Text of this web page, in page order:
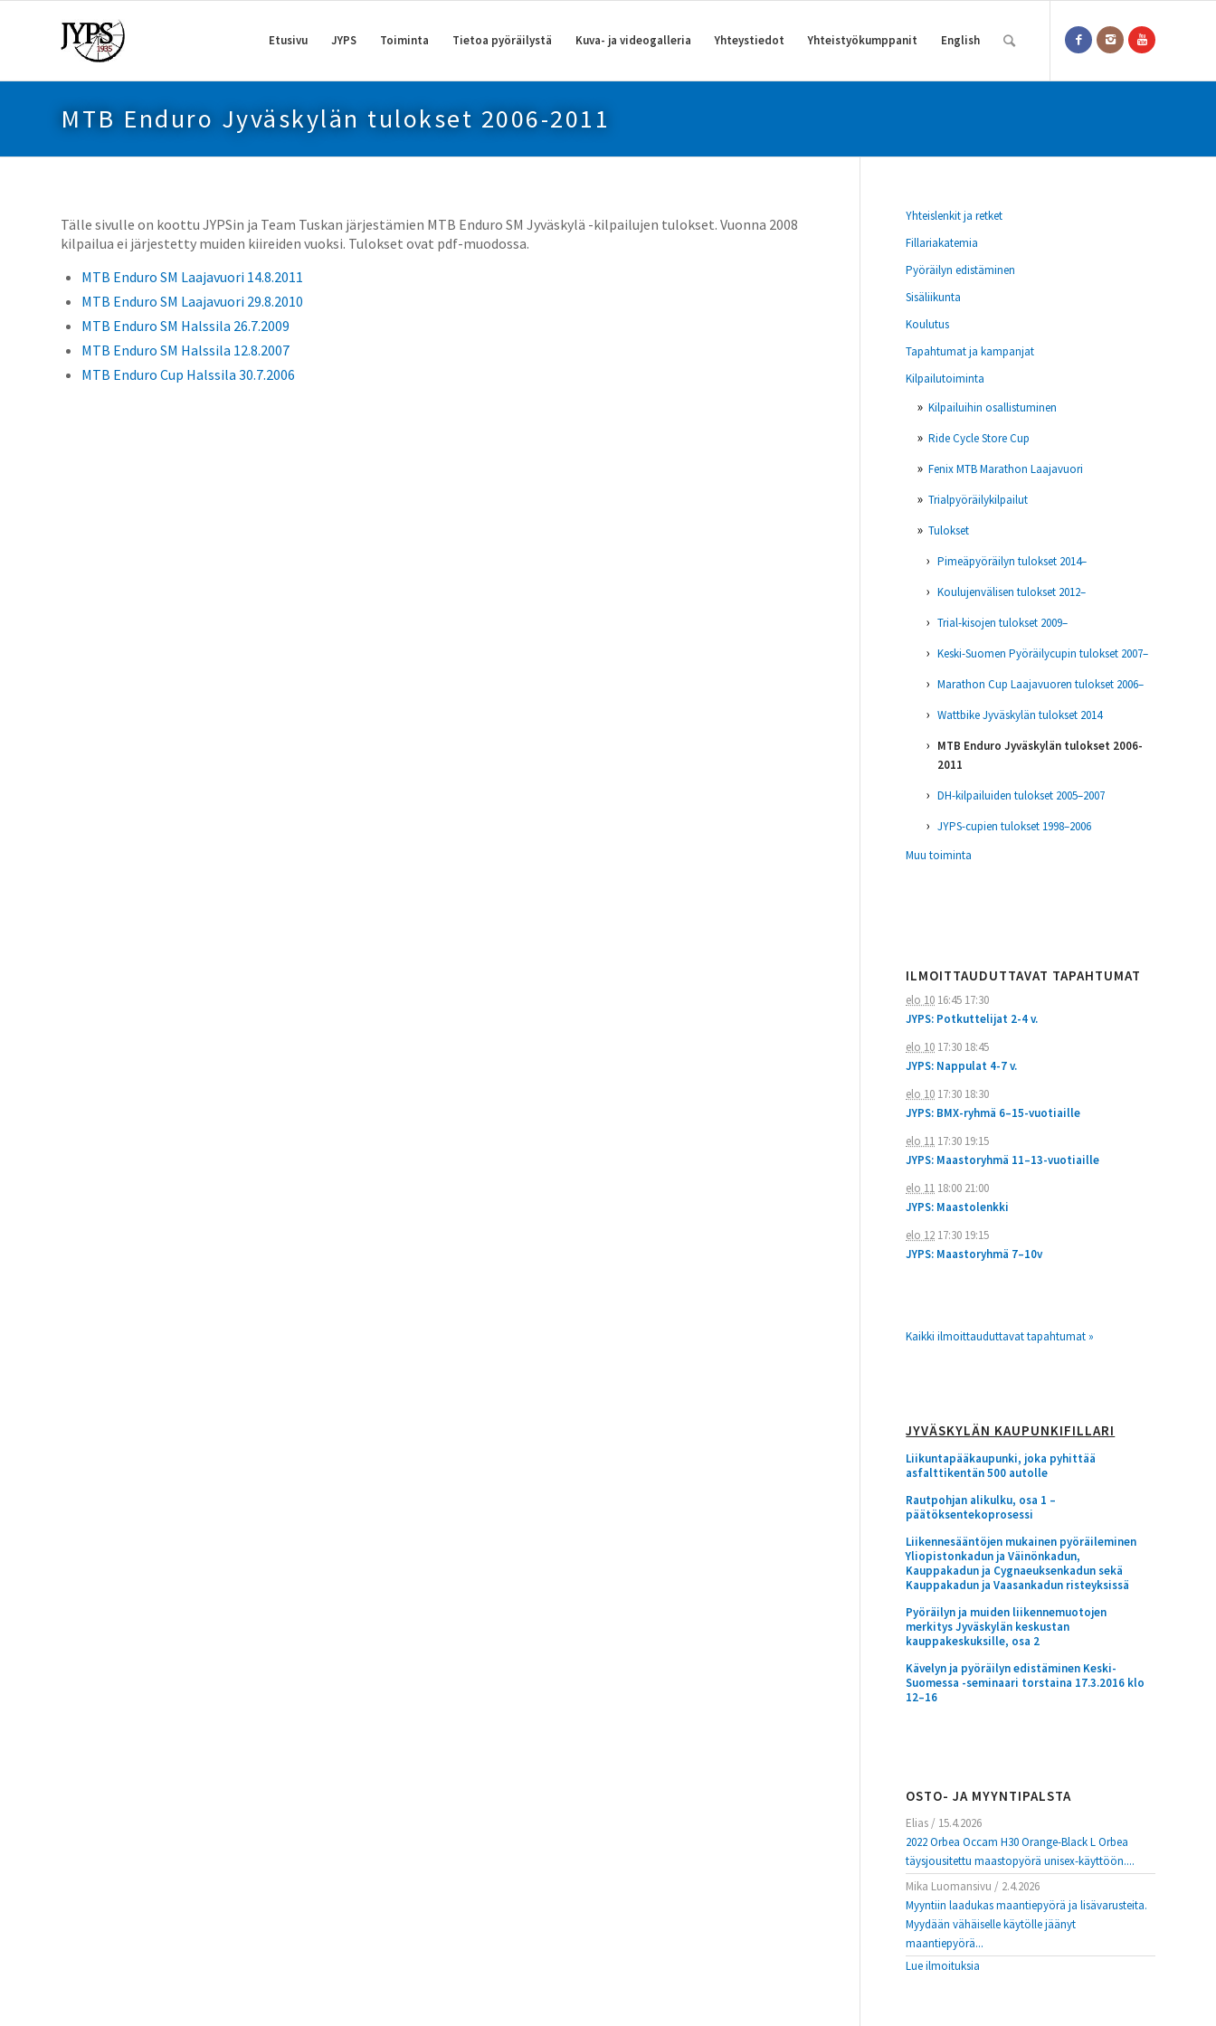
Etusivu JYPS Toiminta Tietoa pyöräilystä Kuva- ja videogalleria Yhteystiedot Yhteistyökumppanit English
MTB Enduro Jyväskylän tulokset 2006-2011
Tälle sivulle on koottu JYPSin ja Team Tuskan järjestämien MTB Enduro SM Jyväskylä -kilpailujen tulokset. Vuonna 2008
kilpailua ei järjestetty muiden kiireiden vuoksi. Tulokset ovat pdf-muodossa.
MTB Enduro SM Laajavuori 14.8.2011
MTB Enduro SM Laajavuori 29.8.2010
MTB Enduro SM Halssila 26.7.2009
MTB Enduro SM Halssila 12.8.2007
MTB Enduro Cup Halssila 30.7.2006
Yhteislenkit ja retket
Fillariakatemia
Pyöräilyn edistäminen
Sisäliikunta
Koulutus
Tapahtumat ja kampanjat
Kilpailutoiminta
Kilpailuihin osallistuminen
Ride Cycle Store Cup
Fenix MTB Marathon Laajavuori
Trialpyöräilykilpailut
Tulokset
Pimeäpyöräilyn tulokset 2014–
Koulujenvälisen tulokset 2012–
Trial-kisojen tulokset 2009–
Keski-Suomen Pyöräilycupin tulokset 2007–
Marathon Cup Laajavuoren tulokset 2006–
Wattbike Jyväskylän tulokset 2014
MTB Enduro Jyväskylän tulokset 2006-
2011
DH-kilpailuiden tulokset 2005–2007
JYPS-cupien tulokset 1998–2006
Muu toiminta
ILMOITTAUDUTTAVAT TAPAHTUMAT
elo 10 16:45 17:30
JYPS: Potkuttelijat 2-4 v.
elo 10 17:30 18:45
JYPS: Nappulat 4-7 v.
elo 10 17:30 18:30
JYPS: BMX-ryhmä 6–15-vuotiaille
elo 11 17:30 19:15
JYPS: Maastoryhmä 11–13-vuotiaille
elo 11 18:00 21:00
JYPS: Maastolenkki
elo 12 17:30 19:15
JYPS: Maastoryhmä 7–10v
Kaikki ilmoittauduttavat tapahtumat »
JYVÄSKYLÄN KAUPUNKIFILLARI
Liikuntapääkaupunki, joka pyhittää
asfalttikentän 500 autolle
Rautpohjan alikulku, osa 1 –
päätöksentekoprosessi
Liikennesääntöjen mukainen pyöräileminen
Yliopistonkadun ja Väinönkadun,
Kauppakadun ja Cygnaeuksenkadun sekä
Kauppakadun ja Vaasankadun risteyksissä
Pyöräilyn ja muiden liikennemuotojen
merkitys Jyväskylän keskustan
kauppakeskuksille, osa 2
Kävelyn ja pyöräilyn edistäminen Keski-
Suomessa -seminaari torstaina 17.3.2016 klo
12–16
OSTO- JA MYYNTIPALSTA
Elias / 15.4.2026
2022 Orbea Occam H30 Orange-Black L Orbea
täysjousitettu maastopyörä unisex-käyttöön....
Mika Luomansivu / 2.4.2026
Myyntiin laadukas maantiepyörä ja lisävarusteita.
Myydään vähäiselle käytölle jäänyt
maantiepyörä...
Lue ilmoituksia